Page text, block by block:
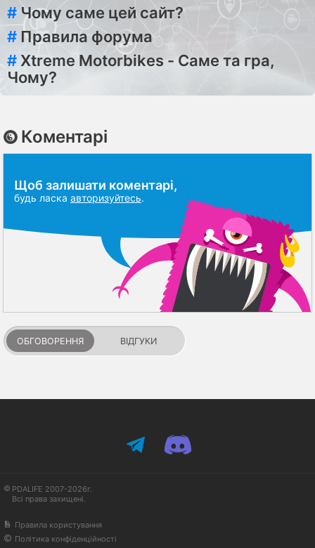
# Чому саме цей сайт?
# Правила форума
# Xtreme Motorbikes - Саме та гра,
Чому?
Коментарі
Щоб залишати коментарі,
будь ласка авторизуйтесь.
ОБГОВОРЕННЯ ВІДГУКИ
PDALIFE 2007-2026г.
Всі права захищені.
Правила користування
Політика конфіденційності